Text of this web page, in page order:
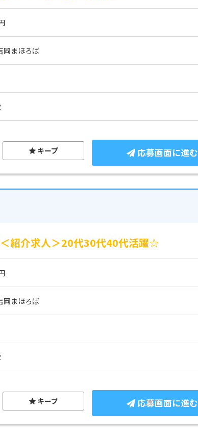
岡まほろば
応募画面に進む
キープ
紹介求人＞20代30代40代活躍☆
岡まほろば
応募画面に進む
キープ